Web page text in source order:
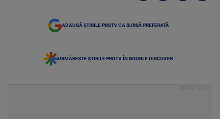
ADAUGĂ ȘTIRILE PROTV CA SURSĂ PREFERATĂ
URMĂREȘTE ȘTIRILE PROTV ÎN GOOGLE DISCOVER